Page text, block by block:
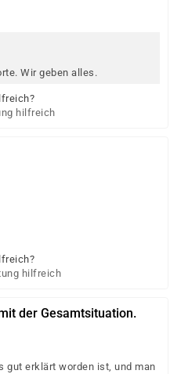
Wir geben alles.
hilfreich
hilfreich
der Gesamtsituation.
gut erklärt worden ist, und man